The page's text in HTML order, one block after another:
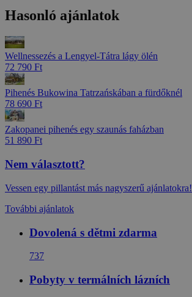
Hasonló ajánlatok
Wellnessezés a Lengyel-Tátra lágy ölén
72 790 Ft
Pihenés Bukowina Tatrzańskában a fürdőknél
78 690 Ft
Zakopanei pihenés egy szaunás faházban
51 890 Ft
Nem választott?
Vessen egy pillantást más nagyszerű ajánlatokra!
További ajánlatok
Dovolená s dětmi zdarma
737
Pobyty v termálních lázních